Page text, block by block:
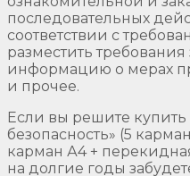
последовательных
соответствии с
разместить требования
информацию о мерах
и прочее.
Если вы решите купить
безопасность» (5
карман А4 +
на долгие годы